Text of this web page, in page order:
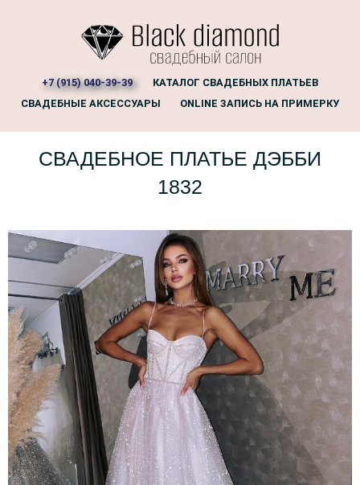
+7 (915) 040-39-39
КАТАЛОГ СВАДЕБНЫХ ПЛАТЬЕВ
СВАДЕБНЫЕ АКСЕССУАРЫ
ONLINE ЗАПИСЬ НА ПРИМЕРКУ
СВАДЕБНОЕ ПЛАТЬЕ ДЭББИ
1832